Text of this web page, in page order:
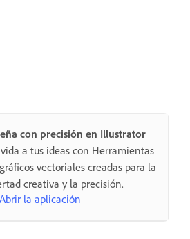
con precisión en Illustrator
a tus ideas con Herramientas
vectoriales creadas para la
creativa y la precisión.
Abrir la aplicación